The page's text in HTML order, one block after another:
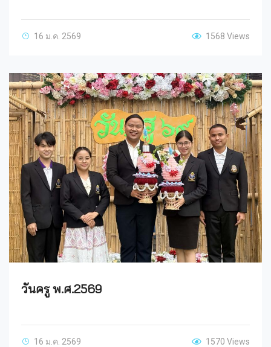
16 ม.ค. 2569 1568 Views
วันครู พ.ศ.2569
16 ม.ค. 2569 1570 Views